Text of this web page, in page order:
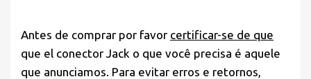
Antes de comprar por favor certificar-se de que
que el conector Jack o que você precisa é aquele
que anunciamos. Para evitar erros e retornos,